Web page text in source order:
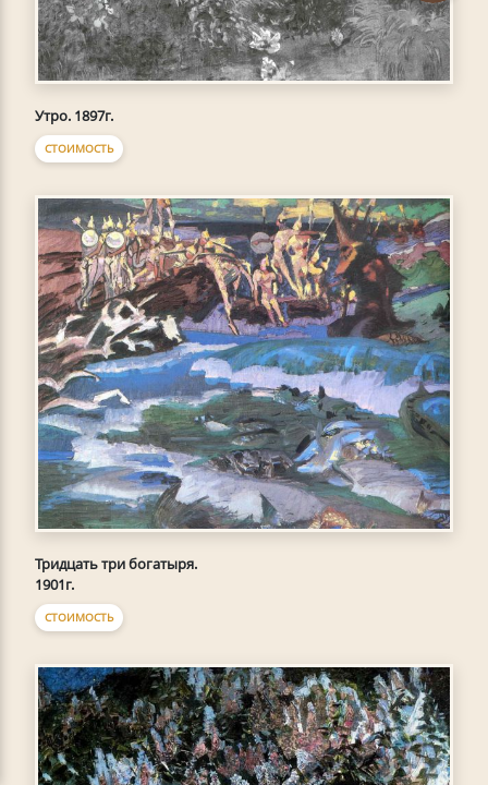
Утро. 1897г.
СТОИМОСТЬ
Тридцать три богатыря.
1901г.
СТОИМОСТЬ